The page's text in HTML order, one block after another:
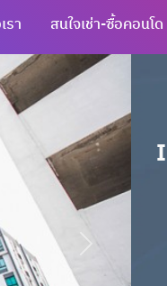
รา สนใจเช่า-ซื้อคอนโด